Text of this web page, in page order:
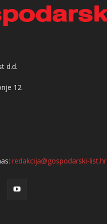
d.d.
12
redakcija@gospodarski-list.hr